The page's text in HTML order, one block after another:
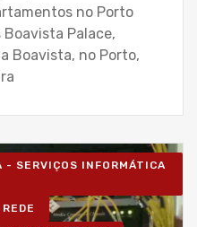
no Porto
Palace,
Boavista, no Porto,
SERVIÇOS INFORMÁTICA